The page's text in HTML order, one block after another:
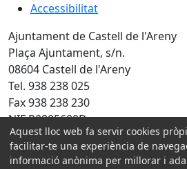
Accessibilitat
Ajuntament de Castell de l'Areny
Plaça Ajuntament, s/n.
08604 Castell de l'Areny
Tel. 938 238 025
Fax 938 238 230
NIF P0805600D
Amb la col·laboració de:
Aquest lloc web fa servir cookies
facilitar-te una experiència de
informació anònima per millorar i